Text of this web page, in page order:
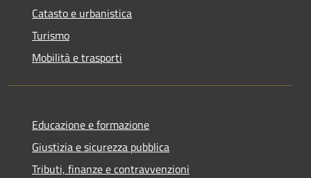
Catasto e urbanistica
Turismo
Mobilità e trasporti
Educazione e formazione
Giustizia e sicurezza pubblica
Tributi, finanze e contravvenzioni